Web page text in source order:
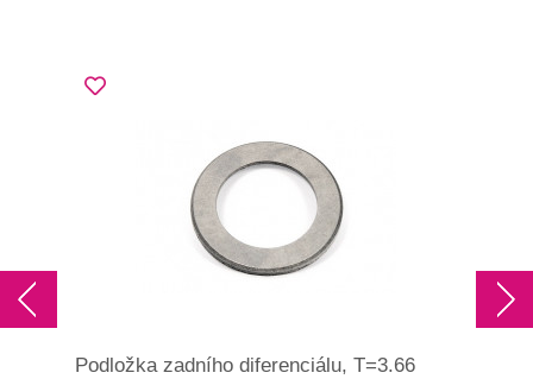
Podložka zadního diferenciálu, T=3.66